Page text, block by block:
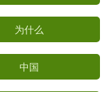
为什么
中国